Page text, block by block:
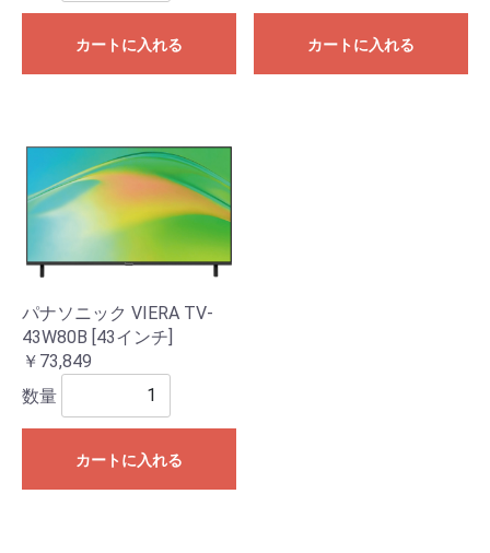
カートに入れる カートに入れる
パナソニック VIERA TV-
43W80B [43インチ]
￥73,849
数量
カートに入れる